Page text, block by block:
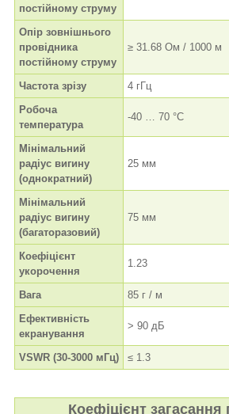
постійному струму
Опір зовнішнього
провідника
постійному струму
≥ 31.68 Ом / 1000 м
Частота зрізу
4 гГц
Робоча
температура
-40 … 70 °C
Мінімальний
радіус вигину
(однократний)
25 мм
Мінімальний
радіус вигину
(багаторазовий)
75 мм
Коефіцієнт
укорочення
1.23
Вага
85 г / м
Ефективність
екранування
> 90 дБ
VSWR (30-3000 мГц) ≤ 1.3
Коефіцієнт загасання